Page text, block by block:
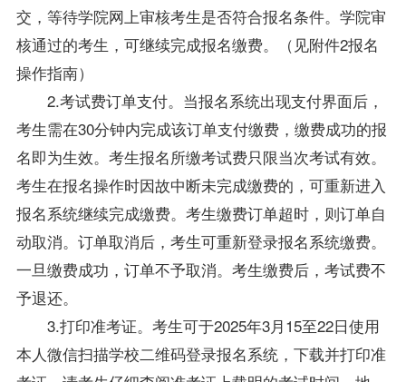
交，等待学院网上审核考生是否符合报名条件。学院审
核通过的考生，可继续完成报名缴费。（见附件2报名
操作指南）
2.考试费订单支付。当报名系统出现支付界面后，
考生需在30分钟内完成该订单支付缴费，缴费成功的报
名即为生效。考生报名所缴考试费只限当次考试有效。
考生在报名操作时因故中断未完成缴费的，可重新进入
报名系统继续完成缴费。考生缴费订单超时，则订单自
动取消。订单取消后，考生可重新登录报名系统缴费。
一旦缴费成功，订单不予取消。考生缴费后，考试费不
予退还。
3.打印准考证。考生可于2025年3月15至22日使用
本人微信扫描学校二维码登录报名系统，下载并打印准